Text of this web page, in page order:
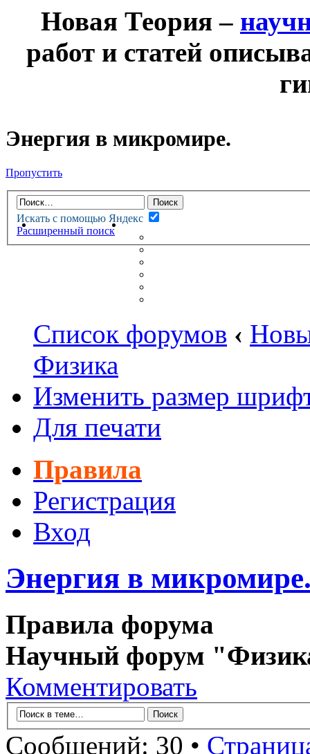
Новая Теория –
работ и статей
Энергия в микромире.
Пропустить
Искать с помощью Яндекс
Расширенный поиск
НОВАЯ ТЕОРИЯФОРУМ
НЕПРОЧИТАННЫЕ
Список форумов ‹
Физика
Изменить размер
Для печати
Правила
Регистрация
Вход
Энергия в
Правила форума
Научный форум
Комментировать
Сообщений: 30 •